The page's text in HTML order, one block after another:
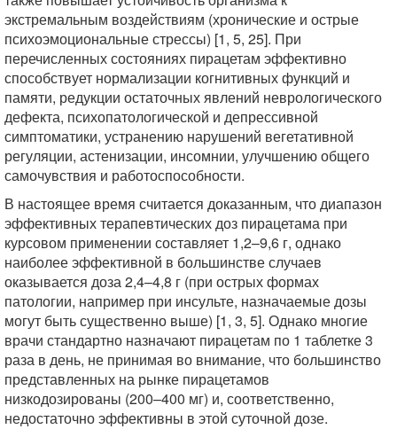
экстремальным воздействиям (хронические и острые
психоэмоциональные стрессы) [1, 5, 25]. При
перечисленных состояниях пирацетам эффективно
способствует нормализации когнитивных функций и
памяти, редукции остаточных явлений неврологического
дефекта, психопатологической и депрессивной
симптоматики, устранению нарушений вегетативной
регуляции, астенизации, инсомнии, улучшению общего
самочувствия и работоспособности.
В настоящее время считается доказанным, что диапазон
эффективных терапевтических доз пирацетама при
курсовом применении составляет 1,2–9,6 г, однако
наиболее эффективной в большинстве случаев
оказывается доза 2,4–4,8 г (при острых формах
патологии, например при инсульте, назначаемые дозы
могут быть существенно выше) [1, 3, 5]. Однако многие
врачи стандартно назначают пирацетам по 1 таблетке 3
раза в день, не принимая во внимание, что большинство
представленных на рынке пирацетамов
низкодозированы (200–400 мг) и, соответственно,
недостаточно эффективны в этой суточной дозе.